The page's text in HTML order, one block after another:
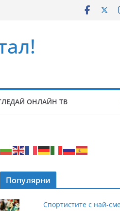
ОНЛАЙН ТВ
Популярни
Спортистите с най-